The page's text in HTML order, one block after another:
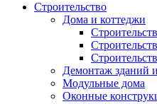
Строительство
Дома и коттеджи
Демонтаж зданий
Модульные дома
Оконные